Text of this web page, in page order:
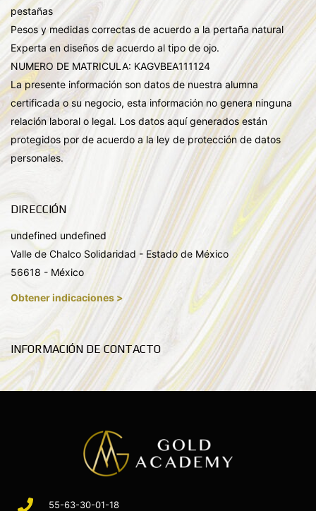
pestañas
Pesos y medidas correctas de acuerdo a la pertaña natural
Experta en diseños de acuerdo al tipo de ojo.
NUMERO DE MATRICULA: KAGVBEA111124
La presente información son datos de nuestra alumna
certificada o su negocio, esta información no genera ninguna
relación laboral o legal. Los datos aquí generados están
protegidos por de acuerdo a la ley de protección de datos
personales.
DIRECCIÓN
undefined undefined
Valle de Chalco Solidaridad - Estado de México
56618 - México
Obtener indicaciones >
INFORMACIÓN DE CONTACTO
55-63-30-01-18